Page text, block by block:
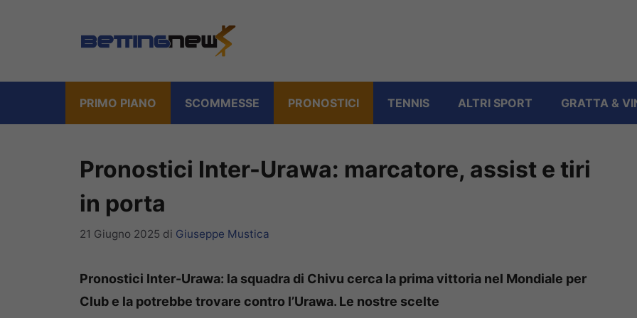
PRIMO PIANO SCOMMESSE PRONOSTICI TENNIS ALTRI SPORT GRATTA &
Pronostici Inter-Urawa: marcatore, assist e tiri
in porta
21 Giugno 2025 di Giuseppe Mustica
Pronostici Inter-Urawa: la squadra di Chivu cerca la prima vittoria nel Mondiale per
Club e la potrebbe trovare contro l’Urawa. Le nostre scelte